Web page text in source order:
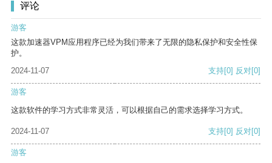
评论
游客
这款加速器VPM应用程序已经为我们带来了无限的隐私保护和安全性保
护。
2024-11-07
支持[0] 反对[0]
游客
这款软件的学习方式非常灵活，可以根据自己的需求选择学习方式。
2024-11-07 支持[0] 反对[0]
游客